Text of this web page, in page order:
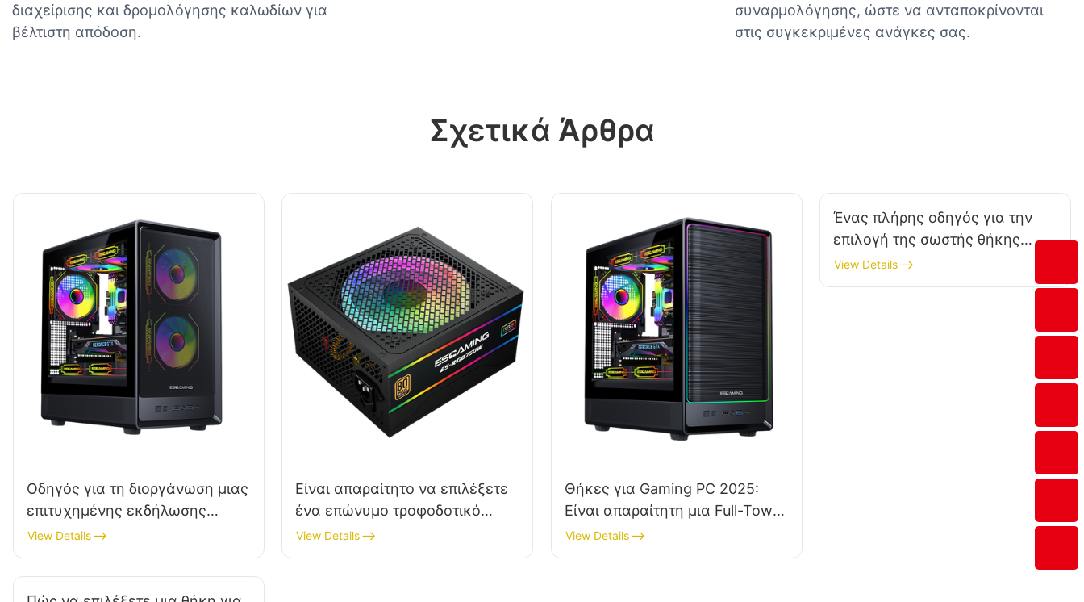
διαχείρισης και δρομολόγησης καλωδίων για
βέλτιστη απόδοση.
συναρμολόγησης, ώστε να ανταποκρίνονται
στις συγκεκριμένες ανάγκες σας.
Σχετικά Άρθρα
Οδηγός για τη διοργάνωση μιας
επιτυχημένης εκδήλωσης
παρουσίασης θηκών για
υπολογιστές gaming
View Details
Είναι απαραίτητο να επιλέξετε
ένα επώνυμο τροφοδοτικό
υπολογιστή;
View Details
Θήκες για Gaming PC 2025:
Είναι απαραίτητη μια Full-Tower
θήκη για την κατασκευή σας;
View Details
Ένας πλήρης οδηγός για την
επιλογή της σωστής θήκης
gaming PC για την κατασκευή
σας​
View Details